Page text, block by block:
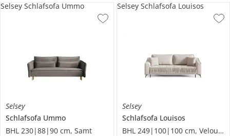
Selsey
Schlafsofa Ummo
BHL 230|88|90 cm, Samt
Selsey Schlafsofa Ummo
Selsey
Schlafsofa Louisos
BHL 249|100|100 cm, Velours
Selsey Schlafsofa Louisos